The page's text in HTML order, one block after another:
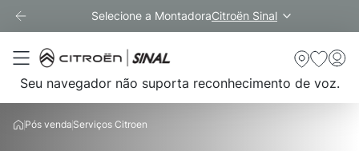
Selecione a MontadoraCitroën Sinal
Seu navegador não suporta reconhecimento de voz.
Pós venda Serviços Citroen